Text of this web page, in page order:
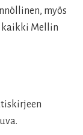
myös
kaikki Mellin